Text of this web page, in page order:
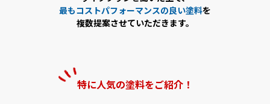
最もコストパフォーマンスの良い塗料を
複数提案させていただきます。
特に人気の塗料をご紹介！